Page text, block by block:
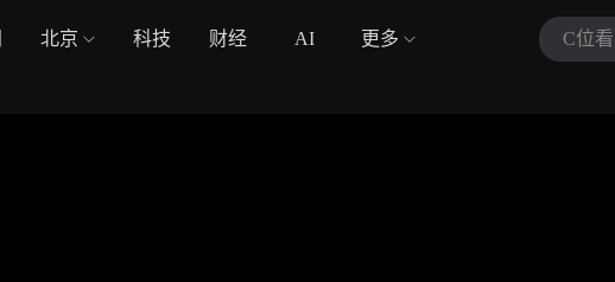
北京 科技 财经 AI 更多